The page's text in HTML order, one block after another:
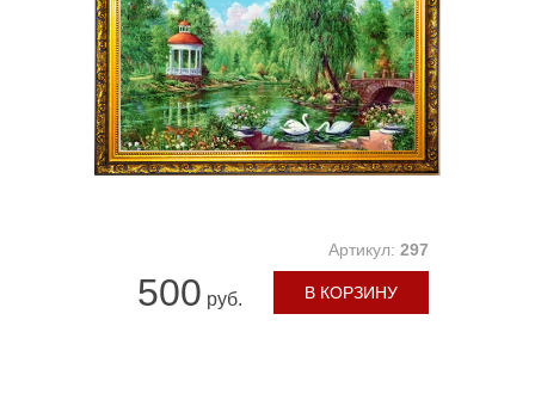
Артикул: 297
500 руб. В КОРЗИНУ